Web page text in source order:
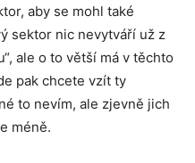
aby se mohl také
sektor nic nevytváří už z
ale o to větší má v těchto
pak chcete vzít ty
to nevím, ale zjevně jich
méně.